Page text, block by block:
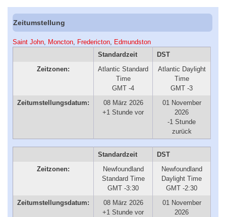
Zeitumstellung
Saint John Moncton Fredericton Edmundston
Standardzeit
DST
Zeitzonen:
Atlantic Standard
Time
GMT -4
Atlantic Daylight
Time
GMT -3
Zeitumstellungsdatum:
08 März 2026
+1 Stunde vor
01 November
2026
-1 Stunde
zurück
Standardzeit
DST
Zeitzonen:
Newfoundland
Standard Time
GMT -3:30
Newfoundland
Daylight Time
GMT -2:30
Zeitumstellungsdatum:
08 März 2026
+1 Stunde vor
01 November
2026